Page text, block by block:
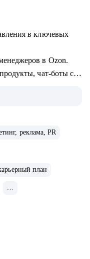
в ключевых
в Ozon.
чат-боты с
продукт.
и
300 резюме для
Яндекс, Ozon,
реклама, PR
план
...